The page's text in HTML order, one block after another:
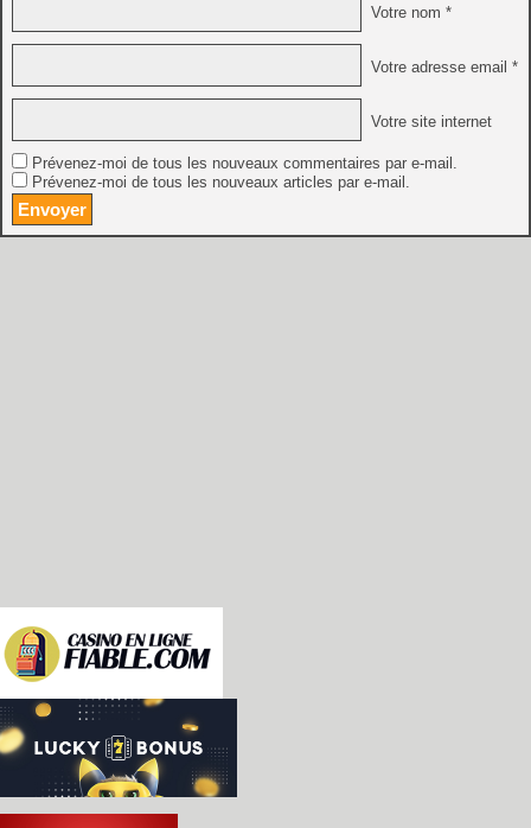
Votre nom *
Votre adresse email *
Votre site internet
Prévenez-moi de tous les nouveaux commentaires par e-mail.
Prévenez-moi de tous les nouveaux articles par e-mail.